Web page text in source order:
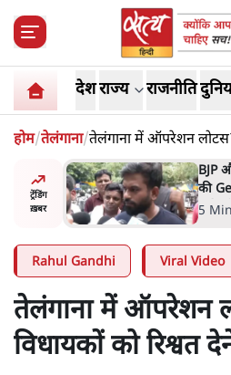
देशराज्य राजनीति
होम/तेलंगाना/तेलंगाना में ऑपरेशन
की कोशिश
ट्रेंडिंग
ख़बर
भागवत
मार्क
बहुत
9 Min
Rahul Gandhi Viral Video
तेलंगाना में ऑपरेशन
विधायकों को रिश्वत